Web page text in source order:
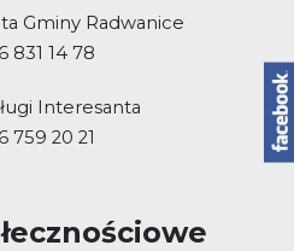
Gminy Radwanice
831 14 78
Interesanta
759 20 21